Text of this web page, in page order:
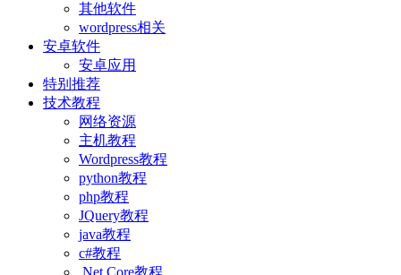
其他软件
wordpress相关
安卓软件
安卓应用
特别推荐
技术教程
网络资源
主机教程
Wordpress教程
python教程
php教程
JQuery教程
java教程
c#教程
.Net Core教程